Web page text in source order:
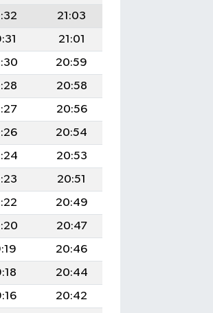
21:03
21:01
20:59
20:58
20:56
20:54
20:53
20:51
20:49
20:47
20:46
20:44
20:42